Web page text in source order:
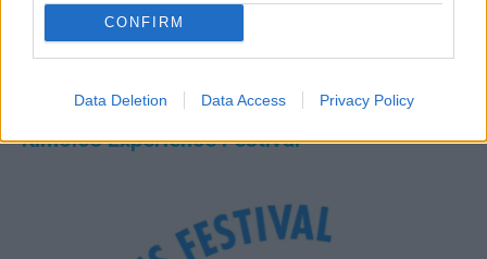
CONFIRM
Data Deletion Data Access Privacy Policy
Kimolos Experience Festival